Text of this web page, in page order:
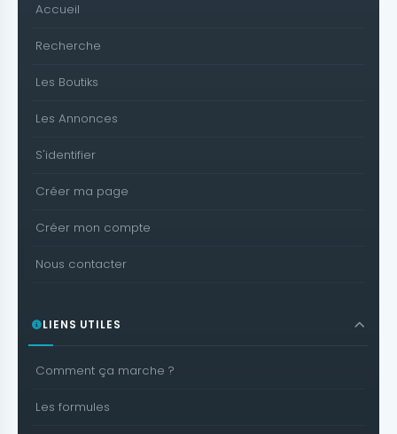
Accueil
Recherche
Les Boutiks
Les Annonces
S'identifier
Créer ma page
Créer mon compte
Nous contacter
LIENS UTILES
Comment ça marche ?
Les formules